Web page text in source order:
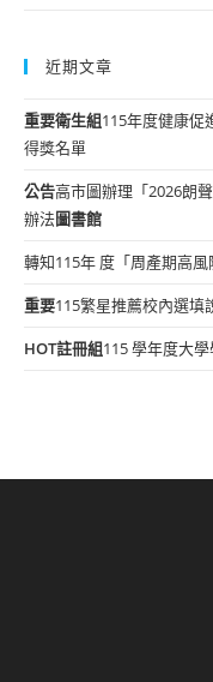
近期文章
重要衛生組115年度健康促
得獎名單
公告高市圖辦理「2026朗
辦法圖書館
轉知115年 度「周產期高風
重要115繁星推薦校內選填
HOT註冊組115 學年度大